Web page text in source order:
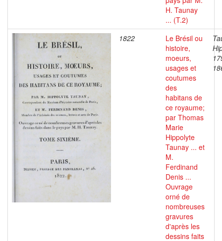
H. Taunay
... (T.2)
1822
Le Brésil ou
histoire,
moeurs,
usages et
coutumes
des
habitans de
ce royaume;
par Thomas
Marie
Hippolyte
Taunay ... et
M.
Ferdinand
Denis ...
Ouvrage
orné de
nombreuses
gravures
d'après les
dessins faits